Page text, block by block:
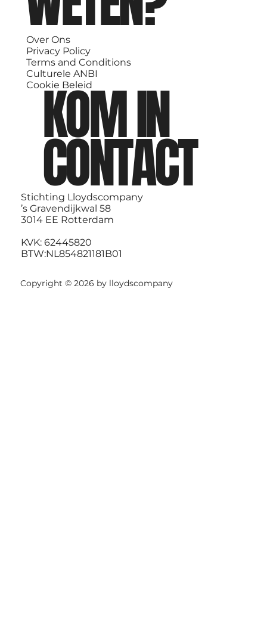
Over Ons
Privacy Policy
Terms and Conditions
Culturele ANBI
Cookie Beleid
KOM IN
CONTACT
Stichting Lloydscompany
’s Gravendijkwal 58
3014 EE Rotterdam
KVK: 62445820
BTW:NL854821181B01
Copyright © 2026 by lloydscompany